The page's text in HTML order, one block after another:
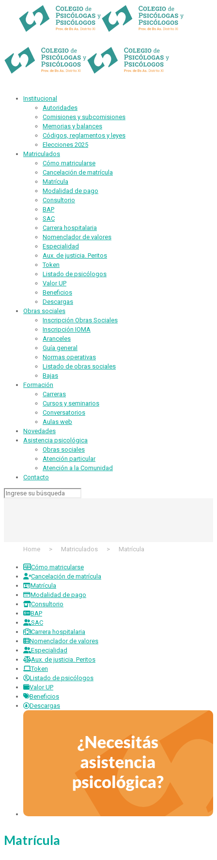
Institucional
Autoridades
Comisiones y subcomisiones
Memorias y balances
Códigos, reglamentos y leyes
Elecciones 2025
Matriculados
Cómo matricularse
Cancelación de matrícula
Matrícula
Modalidad de pago
Consultorio
BAP
SAC
Carrera hospitalaria
Nomenclador de valores
Especialidad
Aux. de justicia. Peritos
Token
Listado de psicólogos
Valor UP
Beneficios
Descargas
Obras sociales
Inscripción Obras Sociales
Inscripción IOMA
Aranceles
Guía general
Normas operativas
Listado de obras sociales
Bajas
Formación
Carreras
Cursos y seminarios
Conversatorios
Aulas web
Novedades
Asistencia psicológica
Obras sociales
Atención particular
Atención a la Comunidad
Contacto
Home > Matriculados > Matrícula
Cómo matricularse
Cancelación de matrícula
Matrícula
Modalidad de pago
Consultorio
BAP
SAC
Carrera hospitalaria
Nomenclador de valores
Especialidad
Aux. de justicia. Peritos
Token
Listado de psicólogos
Valor UP
Beneficios
Descargas
Matrícula